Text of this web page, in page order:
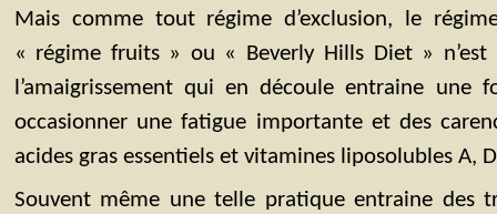
Mais comme tout régime d’exclusion, le
« régime fruits » ou « Beverly Hills Diet » n’est
l’amaigrissement qui en découle entraine une
occasionner une fatigue importante et des
acides gras essentiels et vitamines liposolubles A,
Souvent même une telle pratique entraine des